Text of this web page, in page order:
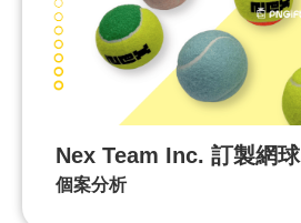
Nex Team Inc. 訂製網球
個案分析